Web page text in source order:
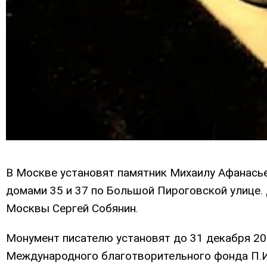
В Москве установят памятник Михаилу
домами 35 и 37 по Большой Пироговской
Москвы Сергей Собянин.
Монумент писателю установят до 31 декабря
Международного благотворительного фонда